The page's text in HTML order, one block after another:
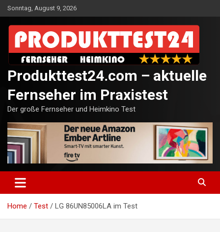
Skip
to
content
Sonntag, August 9, 2026
Produkttest24.com – aktuelle
Fernseher im Praxistest
Der große Fernseher und Heimkino Test
Home Test LG 86UN85006LA im Test